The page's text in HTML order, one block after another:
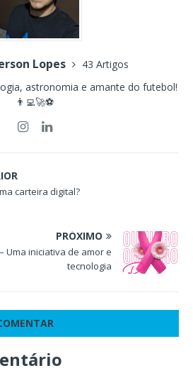
Lopes
43 Artigos
astronomia e amante do futebol!
👨‍💻🚀⚽
carteira digital?
PRÓXIMO
– Uma iniciativa de amor e
tecnologia